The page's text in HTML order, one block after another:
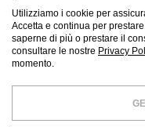
Utilizziamo i cookie per
Accetta e continua per
saperne di più o prestare il
consultare le nostre Privacy
momento.